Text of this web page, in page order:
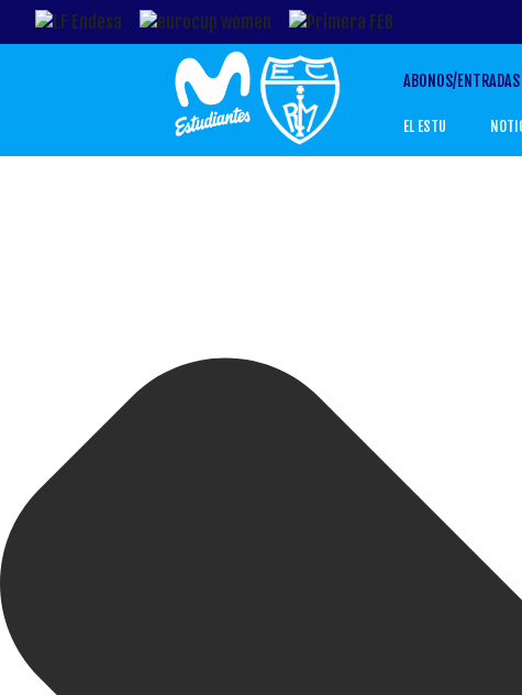
Gestionar el Consentimiento de las Cookies
ABONOS/ENTRADAS
EL ESTU